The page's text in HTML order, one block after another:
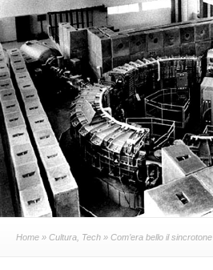
Home » Cultura Tech » Com’era bello il sincrotone